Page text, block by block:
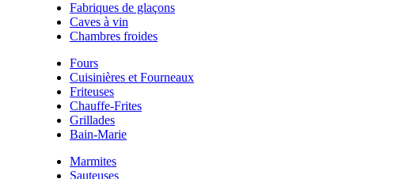
Fabriques de glaçons
Caves à vin
Chambres froides
Fours
Cuisinières et Fourneaux
Friteuses
Chauffe-Frites
Grillades
Bain-Marie
Marmites
Sauteuses